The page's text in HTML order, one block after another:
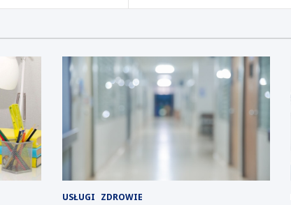
USŁUGI ZDROWIE